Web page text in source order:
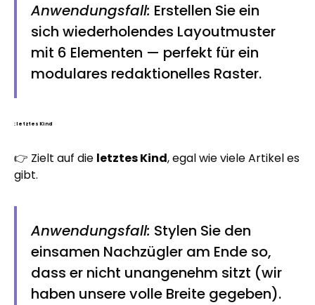
Anwendungsfall: Erstellen Sie ein
sich wiederholendes Layoutmuster
mit 6 Elementen — perfekt für ein
modulares redaktionelles Raster.
: letztes Kind
👉 Zielt auf die letztes Kind, egal wie viele Artikel es
gibt.
Anwendungsfall: Stylen Sie den
einsamen Nachzügler am Ende so,
dass er nicht unangenehm sitzt (wir
haben unsere volle Breite gegeben).